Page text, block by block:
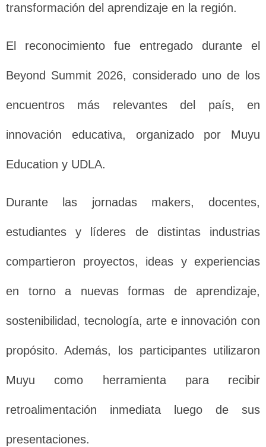
transformación del aprendizaje en la región.
El reconocimiento fue entregado durante el
Beyond Summit 2026, considerado uno de los
encuentros más relevantes del país, en
innovación educativa, organizado por Muyu
Education y UDLA.
Durante las jornadas makers, docentes,
estudiantes y líderes de distintas industrias
compartieron proyectos, ideas y experiencias
en torno a nuevas formas de aprendizaje,
sostenibilidad, tecnología, arte e innovación con
propósito. Además, los participantes utilizaron
Muyu como herramienta para recibir
retroalimentación inmediata luego de sus
presentaciones.